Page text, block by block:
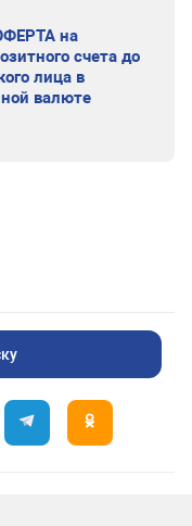
на
счета до
лица в
валюте